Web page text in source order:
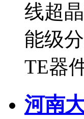
线超
能级
TE器
河南